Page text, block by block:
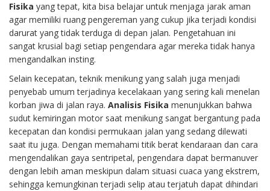
Fisika yang tepat, kita bisa belajar untuk menjaga jarak aman
agar memiliki ruang pengereman yang cukup jika terjadi kondisi
darurat yang tidak terduga di depan jalan. Pengetahuan ini
sangat krusial bagi setiap pengendara agar mereka tidak hanya
mengandalkan insting.
Selain kecepatan, teknik menikung yang salah juga menjadi
penyebab umum terjadinya kecelakaan yang sering kali menelan
korban jiwa di jalan raya. Analisis Fisika menunjukkan bahwa
sudut kemiringan motor saat menikung sangat bergantung pada
kecepatan dan kondisi permukaan jalan yang sedang dilewati
saat itu juga. Dengan memahami titik berat kendaraan dan cara
mengendalikan gaya sentripetal, pengendara dapat bermanuver
dengan lebih aman meskipun dalam situasi cuaca yang ekstrem,
sehingga kemungkinan terjadi selip atau terjatuh dapat dihindari